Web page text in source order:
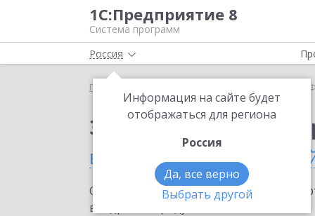
1С:Предприятие 8
Система программ
Россия
Информация на сайте будет
отображаться для региона
Россия
Да, все верно
Выбрать другой
Главная
Заказать 1С-
в Москве и
Ознакомьтесь с информационными
внедрение продукта.